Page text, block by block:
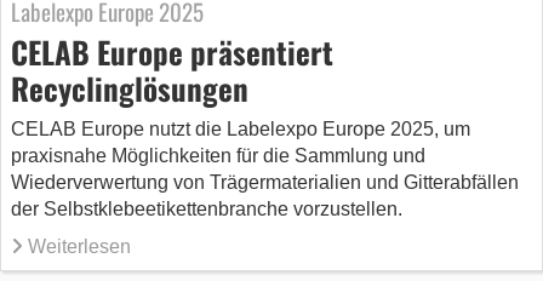
Labelexpo Europe 2025
CELAB Europe präsentiert
Recyclinglösungen
CELAB Europe nutzt die Labelexpo Europe 2025, um
praxisnahe Möglichkeiten für die Sammlung und
Wiederverwertung von Trägermaterialien und Gitterabfällen
der Selbstklebeetikettenbranche vorzustellen.
Weiterlesen